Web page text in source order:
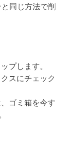
同じ方法で削
プします。
スにチェック
ゴミ箱を今す